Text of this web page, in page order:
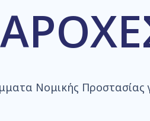
Νομικής Προστασίας